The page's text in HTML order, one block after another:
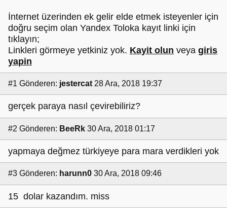
İnternet üzerinden ek gelir elde etmek isteyenler için
doğru seçim olan Yandex Toloka kayıt linki için
tıklayın;
Linkleri görmeye yetkiniz yok. Kayit olun veya giris
yapin
#1 Gönderen: jestercat 28 Ara, 2018 19:37
gerçek paraya nasıl çevirebiliriz?
#2 Gönderen: BeeRk 30 Ara, 2018 01:17
yapmaya değmez türkiyeye para mara verdikleri yok
#3 Gönderen: harunn0 30 Ara, 2018 09:46
15 dolar kazandım. miss